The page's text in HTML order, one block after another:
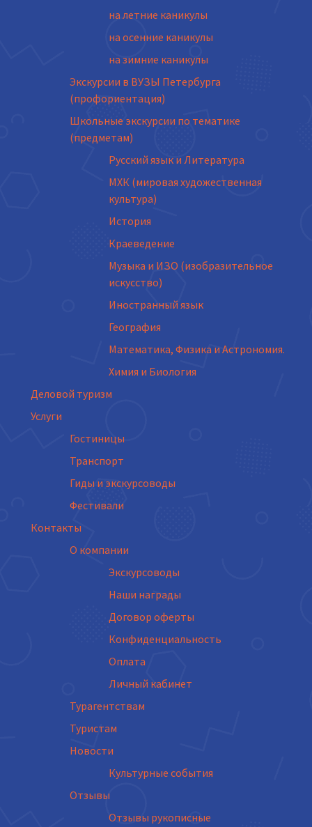
на летние каникулы
на осенние каникулы
на зимние каникулы
Экскурсии в ВУЗЫ Петербурга
(профориентация)
Школьные экскурсии по тематике
(предметам)
Русский язык и Литература
МХК (мировая художественная
культура)
История
Краеведение
Музыка и ИЗО (изобразительное
искусство)
Иностранный язык
География
Математика, Физика и Астрономия.
Химия и Биология
Деловой туризм
Услуги
Гостиницы
Транспорт
Гиды и экскурсоводы
Фестивали
Контакты
О компании
Экскурсоводы
Наши награды
Договор оферты
Конфиденциальность
Оплата
Личный кабинет
Турагентствам
Туристам
Новости
Культурные события
Отзывы
Отзывы рукописные